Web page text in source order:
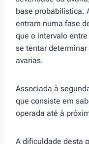
base probabilística.
entram numa fase
que o intervalo
se tentar
avarias.
Associada à
que consiste em
operada até à
A dificuldade desta